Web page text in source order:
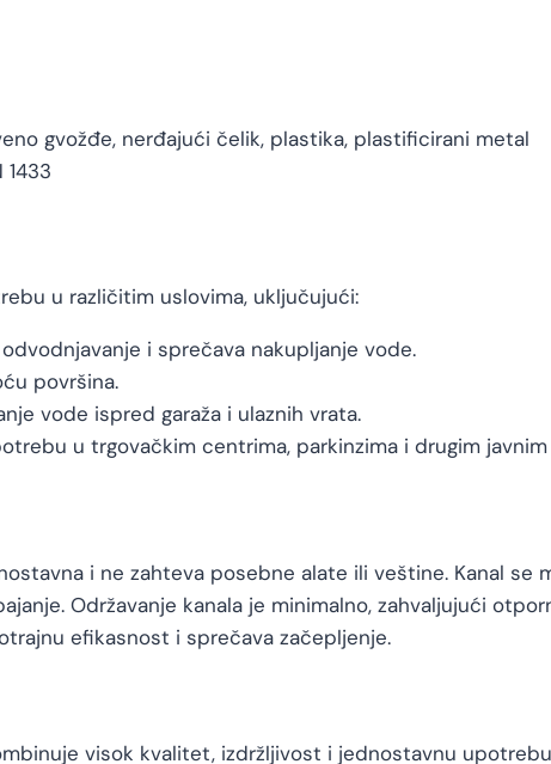
gvožđe, nerđajući čelik, plastika, plastificirani metal
1433
u različitim uslovima, uključujući:
i sprečava nakupljanje vode.
površina.
vode ispred garaža i ulaznih vrata.
u trgovačkim centrima, parkinzima i drugim
i ne zahteva posebne alate ili veštine. Kanal se
Održavanje kanala je minimalno, zahvaljujući
efikasnost i sprečava začepljenje.
visok kvalitet, izdržljivost i jednostavnu